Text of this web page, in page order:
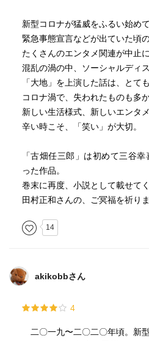
もっとも「News Diet」(ロルフ
ットニュースを観ることをやめ
や脚本家やプロデューサーが
るいはしなかったのか、は何も
三谷氏のこのエッセイシリー
で読まないが、小林聡美さんと
ちょっと読んでみたい。
(聡美さんは、書かれることがお
新型コロナが猛威をふるい始めて
緊急事態宣言などが出ていた頃の
たくさんのエンタメ関連が中止に
混乱の渦の中、ソーシャルディ
「大地」を上演した話は、とて
コロナ渦で、失われたものも多か
新しい生活様式、新しいエンタ
辛い時こそ、「笑い」が大切。
「古畑任三郎」は初めて三谷
った作品。
巻末に再度、小説として載せて
田村正和さんの、ご冥福を祈りま
14
akikobbさん
4
二〇一九〜二〇二〇年頃。新型